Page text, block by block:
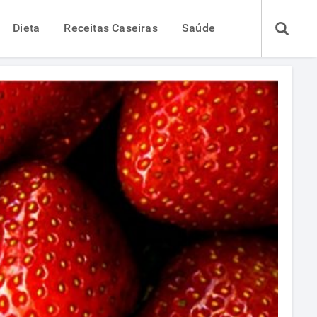
Dieta Receitas Caseiras Saúde